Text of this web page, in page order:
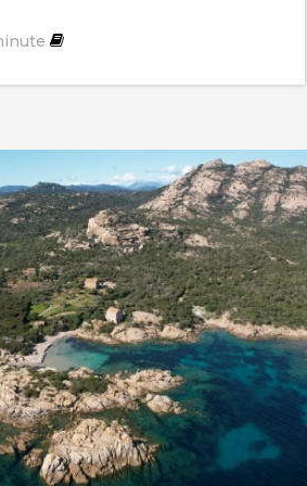
sale.
15 novembre 2020
je fais pareil et je
une photo sur
aussi des pinces à